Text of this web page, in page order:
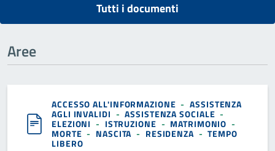
Tutti i documenti
Aree
ACCESSO ALL'INFORMAZIONE -ASSISTENZA
AGLI INVALIDI -ASSISTENZA SOCIALE -
ELEZIONI - ISTRUZIONE - MATRIMONIO -
MORTE - NASCITA - RESIDENZA -TEMPO
LIBERO